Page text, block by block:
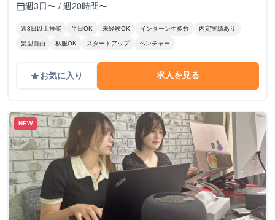
calendar_today週3日〜 / 週20時間〜
週3日以上推奨 半日OK 未経験OK インターン生多数 内定実績あり
髪型自由 私服OK スタートアップ ベンチャー
gradeお気に入り 求人を見る
NEW